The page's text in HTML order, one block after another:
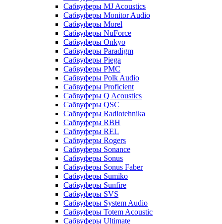
Сабвуферы MJ Acoustics
Сабвуферы Monitor Audio
Сабвуферы Morel
Сабвуферы NuForce
Сабвуферы Onkyo
Сабвуферы Paradigm
Сабвуферы Piega
Сабвуферы PMC
Сабвуферы Polk Audio
Сабвуферы Proficient
Сабвуферы Q Acoustics
Сабвуферы QSC
Сабвуферы Radiotehnika
Сабвуферы RBH
Сабвуферы REL
Сабвуферы Rogers
Сабвуферы Sonance
Сабвуферы Sonus
Сабвуферы Sonus Faber
Сабвуферы Sumiko
Сабвуферы Sunfire
Сабвуферы SVS
Сабвуферы System Audio
Сабвуферы Totem Acoustic
Сабвуферы Ultimate